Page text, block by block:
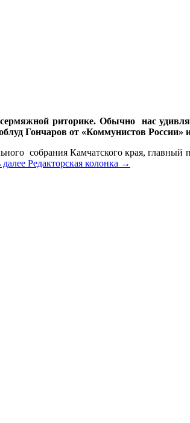
риторике. Обычно нас
Гончаров от «Коммунистов России»
собрания Камчатского края,
далее Редакторская колонка →